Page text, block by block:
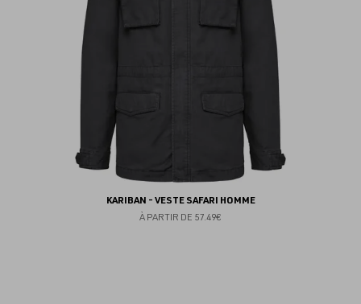
KARIBAN - VESTE SAFARI HOMME
À PARTIR DE 57.49€